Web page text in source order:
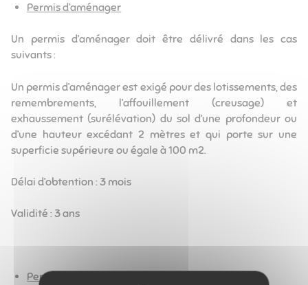
Permis d’aménager
Un permis d’aménager doit être délivré dans les cas
suivants :
Un permis d’aménager est exigé pour des lotissements, des
remembrements, l’affouillement (creusage) et
exhaussement (surélévation) du sol d’une profondeur ou
d’une hauteur excédant 2 mètres et qui porte sur une
superficie supérieure ou égale à 100 m2.
Délai d’obtention : 3 mois
Validité : 3 ans
Permis de construire